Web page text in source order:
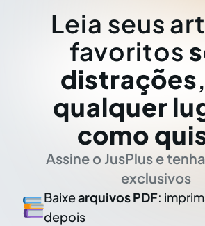
Leia seus
favoritos
distrações
qualquer
como
Assine o JusPlus e
exclusivos
Baixearquivos PDF:
depois